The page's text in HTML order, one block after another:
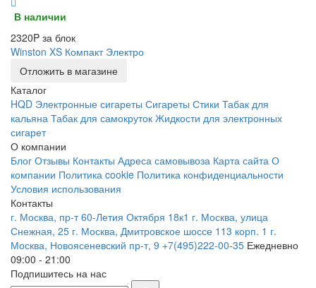
В наличии
2320P за блок
Winston XS Компакт Электро
Отложить в магазине
Каталог
HQD Электронные сигареты Сигареты Стики Табак для
кальяна Табак для самокруток Жидкости для электронных
сигарет
О компании
Блог Отзывы Контакты Адреса самовывоза Карта сайта О
компании Политика cookie Политика конфиденциальности
Условия использования
Контакты
г. Москва, пр-т 60-Летия Октября 18к1 г. Москва, улица
Снежная, 25 г. Москва, Дмитровское шоссе 113 корп. 1 г.
Москва, Новоясеневский пр-т, 9 +7(495)222-00-35 Ежедневно
09:00 - 21:00
Подпишитесь на нас